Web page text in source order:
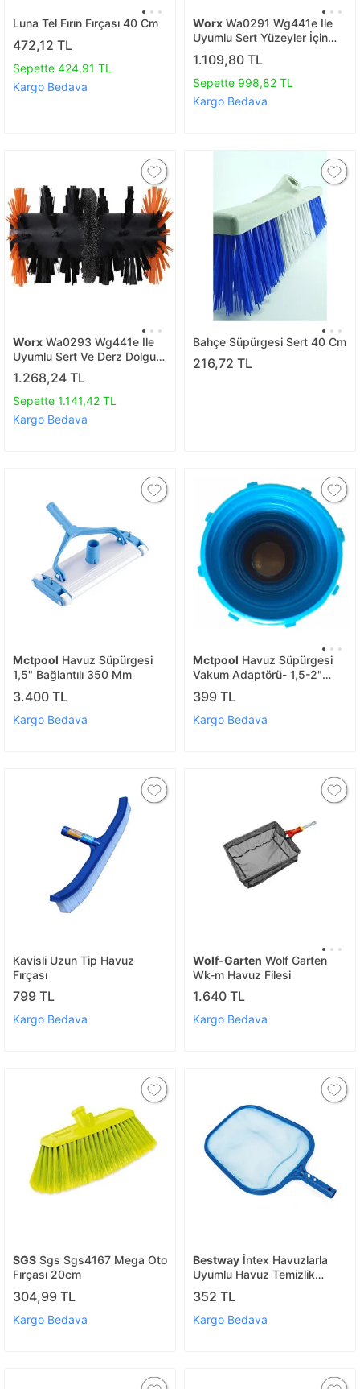
Luna Tel Fırın Fırçası 40 Cm
472,12 TL
Sepette 424,91 TL
Kargo Bedava
Worx Wa0291 Wg441e Ile
Uyumlu Sert Yüzeyler İçin
165mm Sert Temizlik Fırçası
1.109,80 TL
Sepette 998,82 TL
Kargo Bedava
Worx Wa0293 Wg441e Ile
Uyumlu Sert Ve Derz Dolgu
Yüzeyler İçin 165mm Çelik
Tel Destekli Temizlik Fırçası
1.268,24 TL
Sepette 1.141,42 TL
Kargo Bedava
Bahçe Süpürgesi Sert 40 Cm
216,72 TL
Mctpool Havuz Süpürgesi
1,5" Bağlantılı 350 Mm
3.400 TL
Kargo Bedava
Mctpool Havuz Süpürgesi
Vakum Adaptörü- 1,5-2"
Uyumlu
399 TL
Kargo Bedava
Kavisli Uzun Tip Havuz
Fırçası
799 TL
Kargo Bedava
Wolf-Garten Wolf Garten
Wk-m Havuz Filesi
1.640 TL
Kargo Bedava
SGS Sgs Sgs4167 Mega Oto
Fırçası 20cm
304,99 TL
Kargo Bedava
Bestway İntex Havuzlarla
Uyumlu Havuz Temizlik
Kepçesi 58277
352 TL
Kargo Bedava